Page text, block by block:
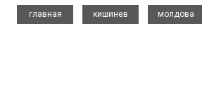
главная
кишинев
молдова